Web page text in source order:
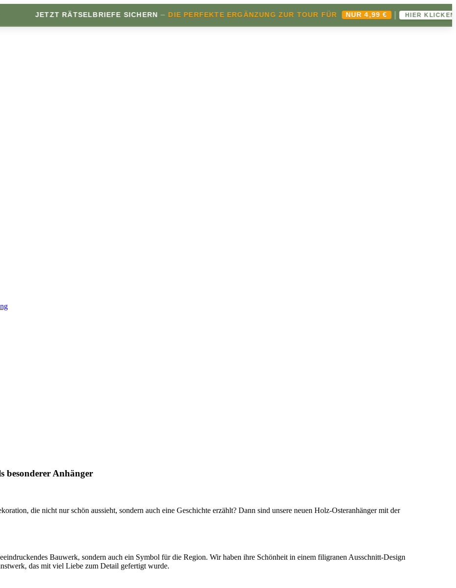
JETZT RÄTSELBRIEFE SICHERN – DIE PERFEKTE ERGÄNZUNG ZUR TOUR FÜR NUR 4,99 € | HIER KLICKEN ➔
besonderer Anhänger
die nicht nur schön aussieht, sondern auch eine Geschichte erzählt? Dann sind unsere neuen Holz-Osteranhänger mit der
Bauwerk, sondern auch ein Symbol für die Region. Wir haben ihre Schönheit in einem filigranen Ausschnitt-Design
das mit viel Liebe zum Detail gefertigt wurde.